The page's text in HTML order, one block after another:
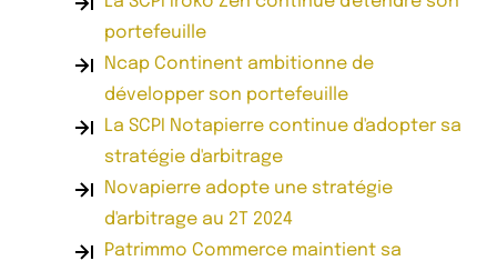
portefeuille
Ncap Continent ambitionne de
développer son portefeuille
La SCPI Notapierre continue d'adopter sa
stratégie d'arbitrage
Novapierre adopte une stratégie
d'arbitrage au 2T 2024
Patrimmo Commerce maintient sa